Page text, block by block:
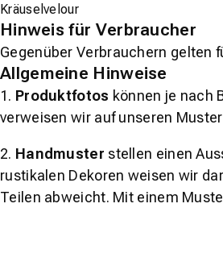
Kräuselvelour
Hinweis für Verbraucher
Gegenüber Verbrauchern gelten
Allgemeine Hinweise
1. Produktfotos können je nach
verweisen wir auf unseren
2. Handmuster stellen einen
rustikalen Dekoren weisen wir
Teilen abweicht. Mit einem